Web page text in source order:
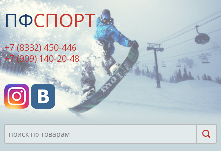
ПФСПОРТ
+7 (8332) 450-446
+7 (909) 140-20-48